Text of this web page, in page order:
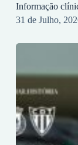
Informação
31 de Julho,